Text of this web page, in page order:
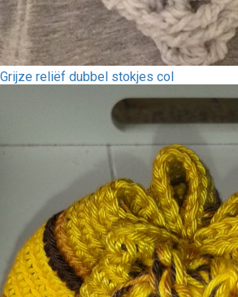
Grijze reliëf dubbel stokjes col